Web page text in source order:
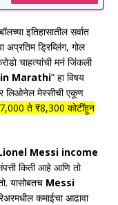
इतिहासातील सर्वात
ड्रिब्लिंग, गोल
चाहत्यांची मनं जिंकली
Marathi” हा विषय
लिओनेल मेस्सीची एकूण
ते ₹8,300 कोटींहून
Messi income
किती आहे आणि तो
यासोबतच Messi
कमाईचा आढावा